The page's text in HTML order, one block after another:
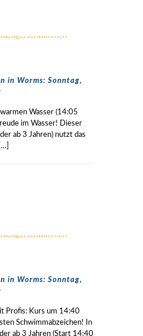
in Worms: Sonntag,
Wasser (14:05
im Wasser! Dieser
ab 3 Jahren) nutzt das
[…]
in Worms: Sonntag,
Profis: Kurs um 14:40
Schwimmabzeichen! In
ab 3 Jahren (Start 14:40